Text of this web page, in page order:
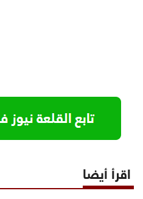
اقرأ أيضا